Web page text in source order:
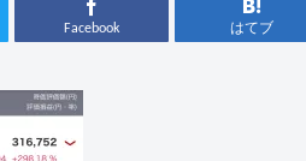
Facebook はてブ